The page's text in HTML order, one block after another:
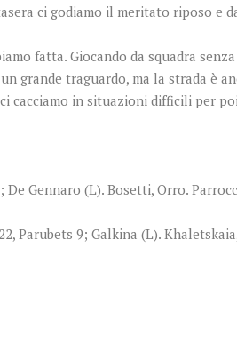
ci godiamo il meritato riposo e
fatta. Giocando da squadra
grande traguardo, ma la strada è
cacciamo in situazioni difficili per
Gennaro (L). Bosetti, Orro.
Parubets 9; Galkina (L).